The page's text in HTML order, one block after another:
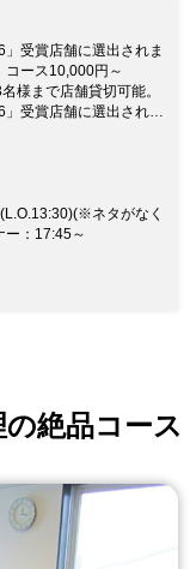
受賞店舗に選出されま
コース10,000円～
様まで店舗貸切可能。
受賞店舗に選出されま
ース10,000円～
にあった寿司を追及し
つつ新しきを取り入れ
ではのお料理をご堪能
6,500円（税込） 雅
注文も可能ですので、
ください。
ネタがなく
ー：17:45～
絶品コース